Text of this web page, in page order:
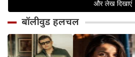
बॉलीवुड हलचल